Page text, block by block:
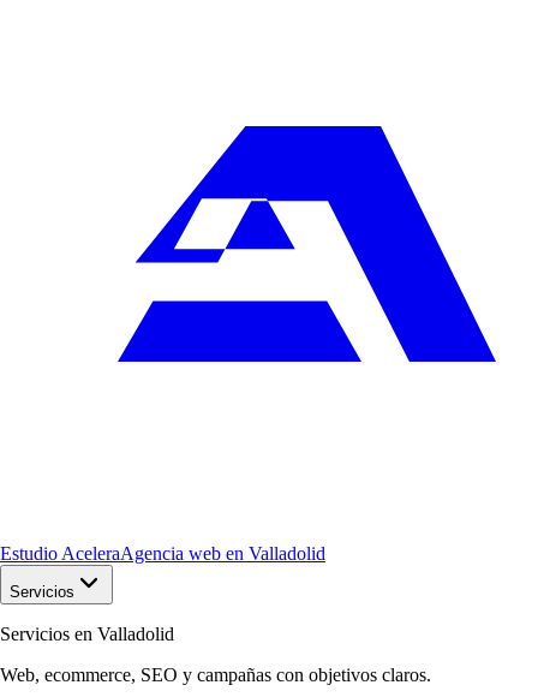
Estudio AceleraAgencia web en Valladolid
Servicios
Servicios en Valladolid
Web, ecommerce, SEO y campañas con objetivos claros.